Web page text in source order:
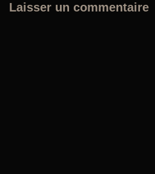
Laisser un commentaire